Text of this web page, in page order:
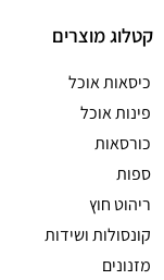
קטלוג מוצרים
כיסאות אוכל
פינות אוכל
כורסאות
ספות
ריהוט חוץ
קונסולות ושידות
מזנונים